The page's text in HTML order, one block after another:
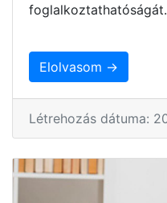
foglalkoztathatóságát.
Elolvasom →
Létrehozás dátuma: